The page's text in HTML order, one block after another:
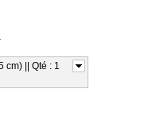
cm) || Qté : 1